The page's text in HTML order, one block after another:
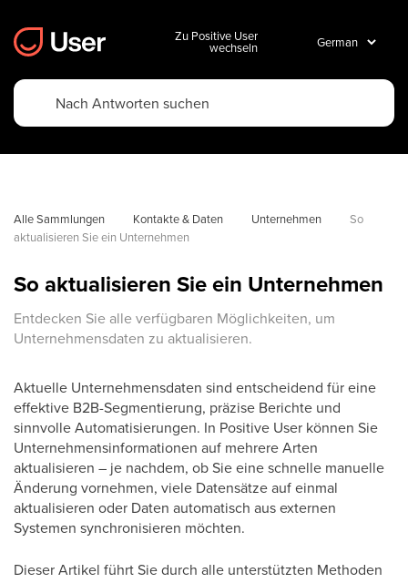
Zu Positive User
wechseln
Alle Sammlungen Kontakte & Daten Unternehmen
So
aktualisieren Sie ein Unternehmen
So aktualisieren Sie ein Unternehmen
Entdecken Sie alle verfügbaren Möglichkeiten, um
Unternehmensdaten zu aktualisieren.
Aktuelle Unternehmensdaten sind entscheidend für eine
effektive B2B-Segmentierung, präzise Berichte und
sinnvolle Automatisierungen. In Positive User können Sie
Unternehmensinformationen auf mehrere Arten
aktualisieren – je nachdem, ob Sie eine schnelle manuelle
Änderung vornehmen, viele Datensätze auf einmal
aktualisieren oder Daten automatisch aus externen
Systemen synchronisieren möchten.
Dieser Artikel führt Sie durch alle unterstützten Methoden